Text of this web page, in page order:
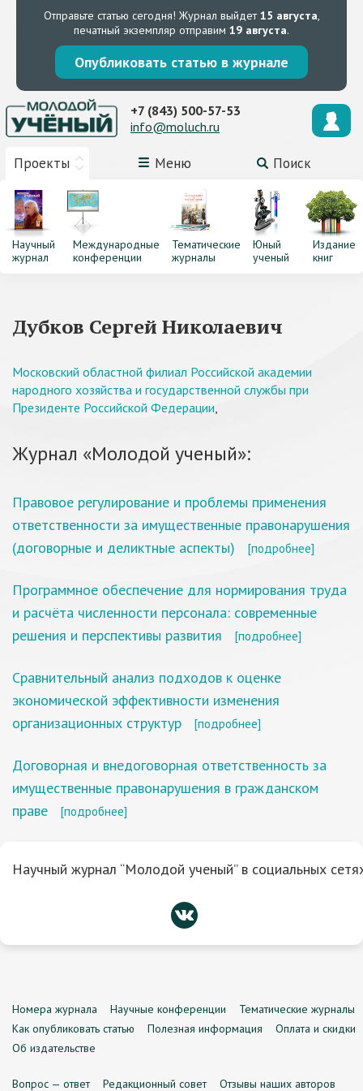
Отправьте статью сегодня! Журнал выйдет15 августа,
печатный экземпляр отправим 19 августа.
Опубликовать статью в журнале
Проекты Меню Поиск
+7 (843) 500-57-53
info@moluch.ru
Научный
журнал
Международные
конференции
Тематические
журналы
Юный
ученый
Издание
книг
Дубков Сергей Николаевич
Московский областной филиал Российской академии
народного хозяйства и государственной службы при
Президенте Российской Федерации,
Журнал «Молодой ученый»:
Правовое регулирование и проблемы применения
ответственности за имущественные правонарушения
(договорные и деликтные аспекты)
[подробнее]
Программное обеспечение для нормирования труда
и расчёта численности персонала: современные
решения и перспективы развития
[подробнее]
Сравнительный анализ подходов к оценке
экономической эффективности изменения
организационных структур
[подробнее]
Договорная и внедоговорная ответственность за
имущественные правонарушения в гражданском
праве
[подробнее]
Научный журнал “Молодой ученый” в социальных
Номера журнала Научные конференции
Тематические журналы
Как опубликовать статью
Полезная информация
Оплата и скидки
Об издательстве
Вопрос — ответ Редакционный совет Отзывы наших авторов